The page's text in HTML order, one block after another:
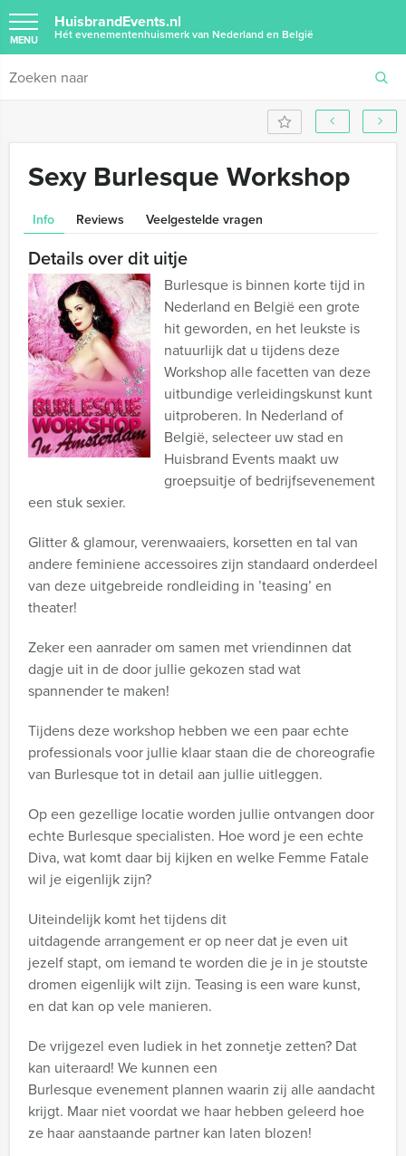
HuisbrandEvents.nl
Hét evenementenhuismerk van Nederland en België
MENU
Sexy Burlesque Workshop
Info Reviews Veelgestelde vragen
Details over dit uitje
Burlesque is binnen korte tijd in
Nederland en België een grote
hit geworden, en het leukste is
natuurlijk dat u tijdens deze
Workshop alle facetten van deze
uitbundige verleidingskunst kunt
uitproberen. In Nederland of
België, selecteer uw stad en
Huisbrand Events maakt uw
groepsuitje of bedrijfsevenement
een stuk sexier.
Glitter & glamour, verenwaaiers, korsetten en tal van
andere feminiene accessoires zijn standaard onderdeel
van deze uitgebreide rondleiding in ’teasing’ en
theater!
Zeker een aanrader om samen met vriendinnen dat
dagje uit in de door jullie gekozen stad wat
spannender te maken!
Tijdens deze workshop hebben we een paar echte
professionals voor jullie klaar staan die de choreografie
van Burlesque tot in detail aan jullie uitleggen.
Op een gezellige locatie worden jullie ontvangen door
echte Burlesque specialisten. Hoe word je een echte
Diva, wat komt daar bij kijken en welke Femme Fatale
wil je eigenlijk zijn?
Uiteindelijk komt het tijdens dit
uitdagende arrangement er op neer dat je even uit
jezelf stapt, om iemand te worden die je in je stoutste
dromen eigenlijk wilt zijn. Teasing is een ware kunst,
en dat kan op vele manieren.
De vrijgezel even ludiek in het zonnetje zetten? Dat
kan uiteraard! We kunnen een
Burlesque evenement plannen waarin zij alle aandacht
krijgt. Maar niet voordat we haar hebben geleerd hoe
ze haar aanstaande partner kan laten blozen!